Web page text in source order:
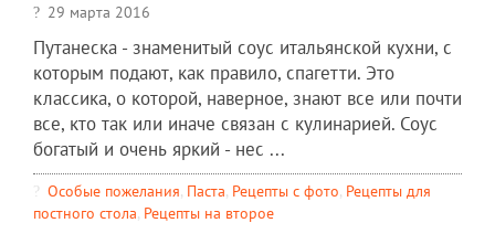
29 марта 2016
Путанеска - знаменитый соус итальянской кухни, с
которым подают, как правило, спагетти. Это
классика, о которой, наверное, знают все или почти
все, кто так или иначе связан с кулинарией. Соус
богатый и очень яркий - нес ...
Особые пожелания, Паста, Рецепты c фото, Рецепты для
постного стола, Рецепты на второе